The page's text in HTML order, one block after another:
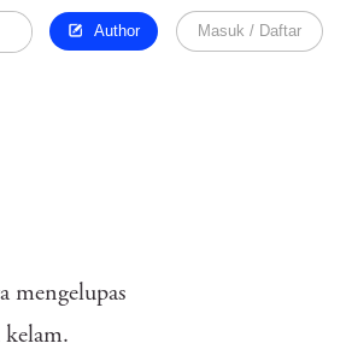
Author Masuk / Daftar
mengelupas
kelam.